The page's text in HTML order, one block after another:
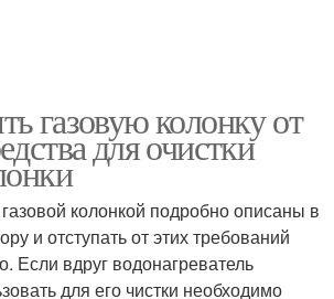
газовую колонку от
для очистки
колонкой подробно описаны в
и отступать от этих требований
Если вдруг водонагреватель
для его чистки необходимо